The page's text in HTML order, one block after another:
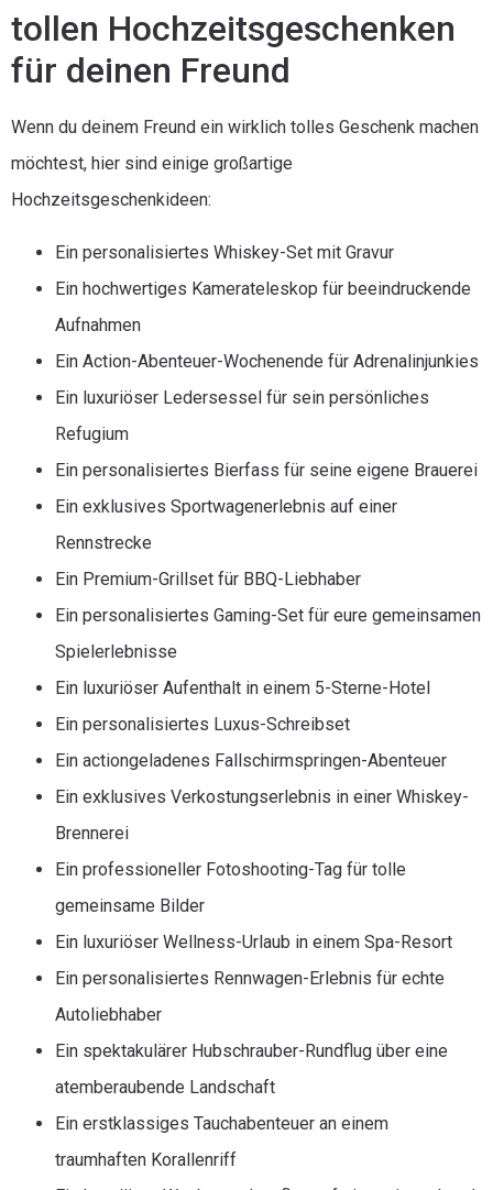
tollen Hochzeitsgeschenken
für deinen Freund
Wenn du deinem Freund ein wirklich tolles Geschenk machen
möchtest, hier sind einige großartige
Hochzeitsgeschenkideen:
Ein personalisiertes Whiskey-Set mit Gravur
Ein hochwertiges Kamerateleskop für beeindruckende
Aufnahmen
Ein Action-Abenteuer-Wochenende für Adrenalinjunkies
Ein luxuriöser Ledersessel für sein persönliches
Refugium
Ein personalisiertes Bierfass für seine eigene Brauerei
Ein exklusives Sportwagenerlebnis auf einer
Rennstrecke
Ein Premium-Grillset für BBQ-Liebhaber
Ein personalisiertes Gaming-Set für eure gemeinsamen
Spielerlebnisse
Ein luxuriöser Aufenthalt in einem 5-Sterne-Hotel
Ein personalisiertes Luxus-Schreibset
Ein actiongeladenes Fallschirmspringen-Abenteuer
Ein exklusives Verkostungserlebnis in einer Whiskey-
Brennerei
Ein professioneller Fotoshooting-Tag für tolle
gemeinsame Bilder
Ein luxuriöser Wellness-Urlaub in einem Spa-Resort
Ein personalisiertes Rennwagen-Erlebnis für echte
Autoliebhaber
Ein spektakulärer Hubschrauber-Rundflug über eine
atemberaubende Landschaft
Ein erstklassiges Tauchabenteuer an einem
traumhaften Korallenriff